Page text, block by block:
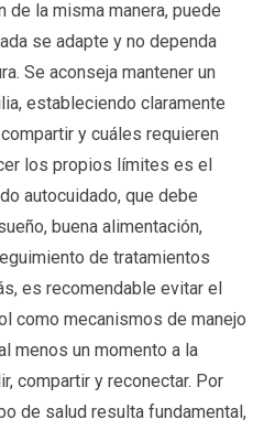
de la misma manera, puede
se adapte y no dependa
Se aconseja mantener un
estableciendo claramente
y cuáles requieren
los propios límites es el
autocuidado, que debe
buena alimentación,
de tratamientos
es recomendable evitar el
como mecanismos de manejo
menos un momento a la
compartir y reconectar. Por
de salud resulta fundamental,